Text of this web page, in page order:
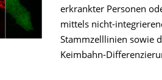
erkrankter Personen
mittels nicht-
Stammzelllinien sowie
Keimbahn-